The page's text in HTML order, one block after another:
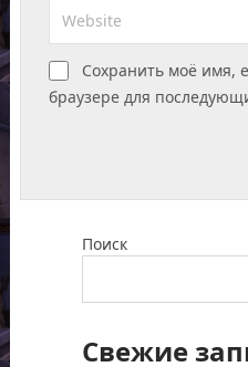
Сохранить моё имя,
браузере для
Поиск
Свежие